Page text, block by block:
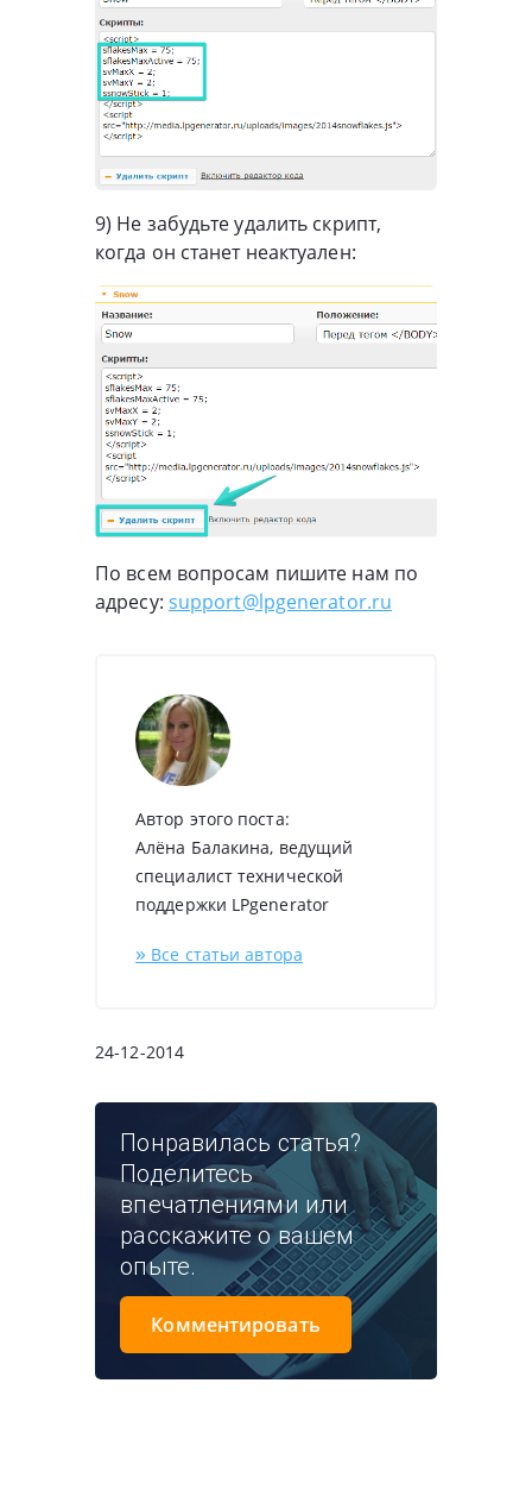
9) Не забудьте удалить скрипт,
когда он станет неактуален:
По всем вопросам пишите нам по
адресу: support@lpgenerator.ru
Автор этого поста:
Алёна Балакина, ведущий
специалист технической
поддержки LPgenerator
» Все статьи автора
24-12-2014
Понравилась статья?
Поделитесь
впечатлениями или
расскажите о вашем
опыте.
Комментировать